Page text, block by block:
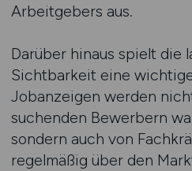
Arbeitgebers aus.
Darüber hinaus spielt die
Sichtbarkeit eine
Jobanzeigen werden
suchenden Bewerbern
sondern auch von
regelmäßig über den